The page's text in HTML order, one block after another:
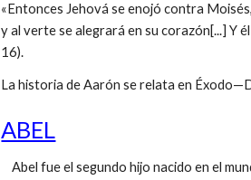
«Entonces Jehová se enojó contra
y al verte se alegrará en su corazón[...] Y
16).
La historia de Aarón se relata en
ABEL
Abel fue el segundo hijo nacido en el